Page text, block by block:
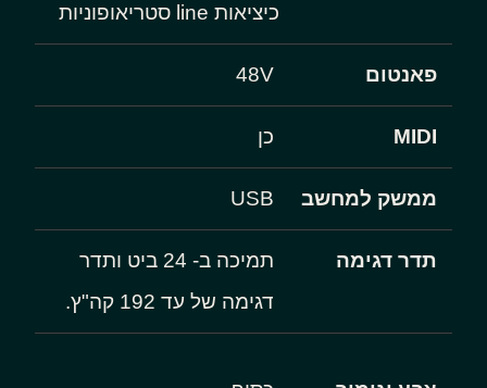
כיציאות line סטריאופוניות
פאנטום 48V
MIDI כן
ממשק למחשב USB
תדר דגימה
תמיכה ב- 24 ביט ותדר
דגימה של עד 192 קה"ץ.